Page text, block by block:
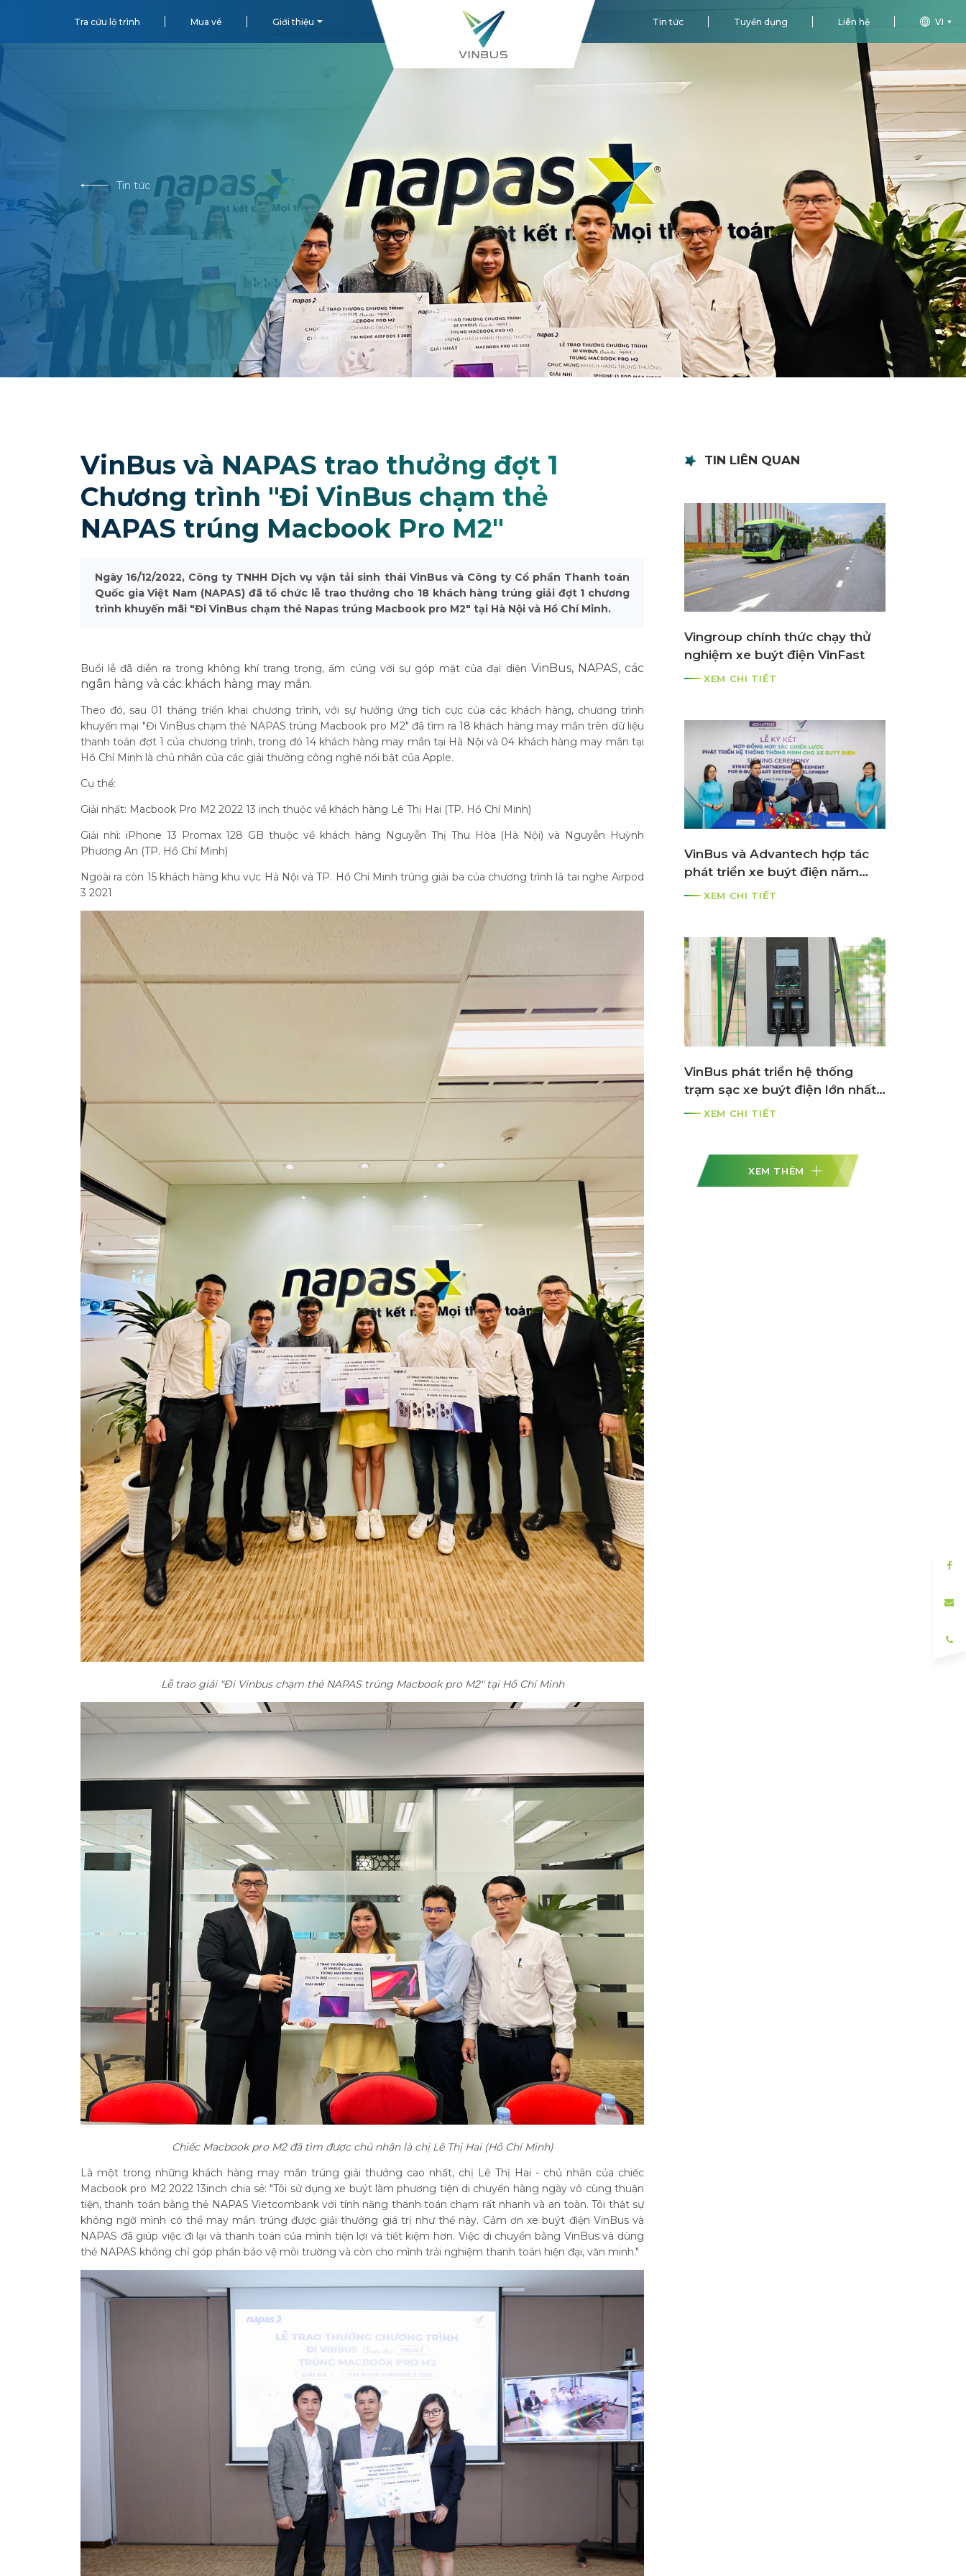
Tra cứu lộ trình Mua vé Giới thiệu Tin tức Tuyển dụng Liên hệ VI
Tin tức
VinBus và NAPAS trao thưởng đợt 1
Chương trình "Đi VinBus chạm thẻ
NAPAS trúng Macbook Pro M2"
Ngày 16/12/2022, Công ty TNHH Dịch vụ vận tải sinh thái VinBus và Công ty Cổ phần Thanh toán
Quốc gia Việt Nam (NAPAS) đã tổ chức lễ trao thưởng cho 18 khách hàng trúng giải đợt 1 chương
trình khuyến mãi "Đi VinBus chạm thẻ Napas trúng Macbook pro M2" tại Hà Nội và Hồ Chí Minh.
Buổi lễ đã diễn ra trong không khí trang trọng, ấm cúng với sự góp mặt của đại diện VinBus, NAPAS, các
ngân hàng và các khách hàng may mắn.
Theo đó, sau 01 tháng triển khai chương trình, với sự hưởng ứng tích cực của các khách hàng, chương trình
khuyến mại "Đi VinBus chạm thẻ NAPAS trúng Macbook pro M2" đã tìm ra 18 khách hàng may mắn trên dữ liệu
thanh toán đợt 1 của chương trình, trong đó 14 khách hàng may mắn tại Hà Nội và 04 khách hàng may mắn tại
Hồ Chí Minh là chủ nhân của các giải thưởng công nghệ nổi bật của Apple.
Cụ thể:
Giải nhất: Macbook Pro M2 2022 13 inch thuộc về khách hàng Lê Thị Hai (TP. Hồ Chí Minh)
Giải nhì: iPhone 13 Promax 128 GB thuộc về khách hàng Nguyễn Thị Thu Hòa (Hà Nội) và Nguyễn Huỳnh
Phương An (TP. Hồ Chí Minh)
Ngoài ra còn 15 khách hàng khu vực Hà Nội và TP. Hồ Chí Minh trúng giải ba của chương trình là tai nghe Airpod
3 2021
Lễ trao giải "Đi Vinbus chạm thẻ NAPAS trúng Macbook pro M2" tại Hồ Chí Minh
Chiếc Macbook pro M2 đã tìm được chủ nhân là chị Lê Thị Hai (Hồ Chí Minh)
Là một trong những khách hàng may mắn trúng giải thưởng cao nhất, chị Lê Thị Hai - chủ nhân của chiếc
Macbook pro M2 2022 13inch chia sẻ: "Tôi sử dụng xe buýt làm phương tiện di chuyển hàng ngày vô cùng thuận
tiện, thanh toán bằng thẻ NAPAS Vietcombank với tính năng thanh toán chạm rất nhanh và an toàn. Tôi thật sự
không ngờ mình có thể may mắn trúng được giải thưởng giá trị như thế này. Cảm ơn xe buýt điện VinBus và
NAPAS đã giúp việc đi lại và thanh toán của mình tiện lợi và tiết kiệm hơn. Việc di chuyển bằng VinBus và dùng
thẻ NAPAS không chỉ góp phần bảo vệ môi trường và còn cho mình trải nghiệm thanh toán hiện đại, văn minh."
TIN LIÊN QUAN
Vingroup chính thức chạy thử
nghiệm xe buýt điện VinFast
XEM CHI TIẾT
VinBus và Advantech hợp tác
phát triển xe buýt điện năm
2021XEM CHI TIẾT
VinBus phát triển hệ thống
trạm sạc xe buýt điện lớn nhất
ASEAN
XEM CHI TIẾT
XEM THÊM